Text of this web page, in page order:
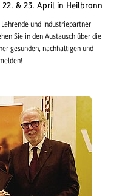
22. & 23. April in Heilbronn
und Industriepartner
Sie in den Austausch über die
gesunden, nachhaltigen und